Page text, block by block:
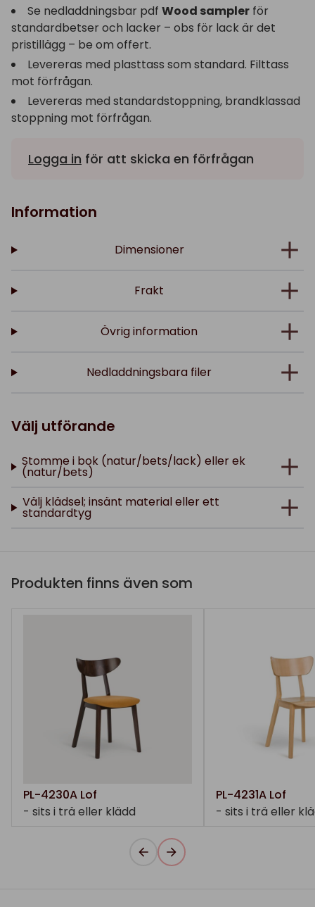
Se nedladdningsbar pdf Wood sampler för
standardbetser och lacker – obs för lack är det
pristillägg – be om offert.
Levereras med plasttass som standard. Filttass
mot förfrågan.
Levereras med standardstoppning, brandklassad
stoppning mot förfrågan.
Logga in för att skicka en förfrågan
Information
Dimensioner
Frakt
Övrig information
Nedladdningsbara filer
Välj utförande
Stomme i bok (natur/bets/lack) eller ek
(natur/bets)
Välj klädsel; insänt material eller ett
standardtyg
Produkten finns även som
PL-4230A Lof
- sits i trä eller klädd
PL-4231A Lof
- sits i trä eller